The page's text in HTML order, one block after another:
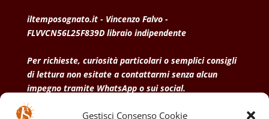
Gestisci Consenso Cookie
iltemposognato.it - Vincenzo Falvo -
FLVVCN56L25F839D libraio indipendente
Per richieste, curiosità particolari o semplici consigli
di lettura non esitate a contattarmi senza alcun
impegno tramite WhatsApp o sui social.